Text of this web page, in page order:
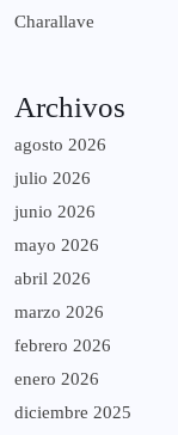
Charallave
Archivos
agosto 2026
julio 2026
junio 2026
mayo 2026
abril 2026
marzo 2026
febrero 2026
enero 2026
diciembre 2025